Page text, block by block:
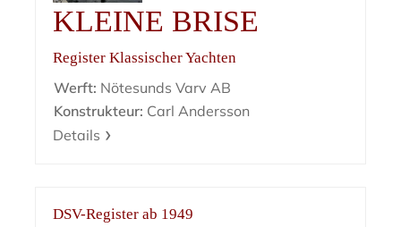
KLEINE BRISE
Register Klassischer Yachten
Werft: Nötesunds Varv AB
Konstrukteur: Carl Andersson
Details
DSV-Register ab 1949